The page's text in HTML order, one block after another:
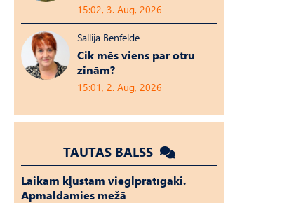
15:02, 3. Aug, 2026
Sallija Benfelde
Cik mēs viens par otru
zinām?
15:01, 2. Aug, 2026
TAUTAS BALSS
Laikam kļūstam vieglprātīgāki.
Apmaldamies mežā